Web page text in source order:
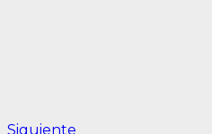
Siguiente